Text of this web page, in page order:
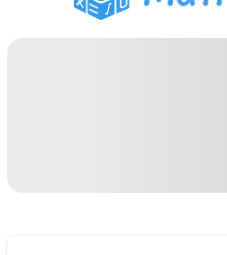
Lernwerkzeuge